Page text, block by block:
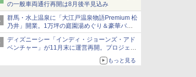
の一般車両通行再開は8月後半見込み
群馬・水上温泉に「大江戸温泉物語Premium 松
乃井」開業。1万坪の庭園湯めぐり＆豪華バイ
キングを体験してきた！
ディズニーシー「インディ・ジョーンズ・アド
ベンチャー」が11月末に運営再開。プロジェク
ションマッピングを追加、DPAは1500円
もっと見る